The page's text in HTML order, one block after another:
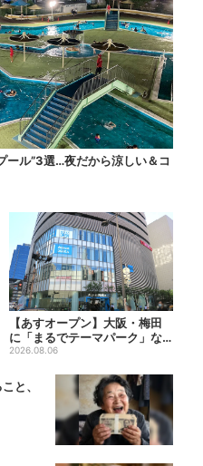
ール”3選…夜だから涼しい＆コ
【あすオープン】大阪・梅田
に「まるでテーマパーク」な
巨大スポーツ店、461ブラン...
2026.08.06
と、